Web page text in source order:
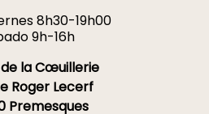
8h30-19h00
9h-16h
la Cœuillerie
Roger Lecerf
Premesques